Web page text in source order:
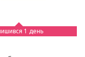
1 день